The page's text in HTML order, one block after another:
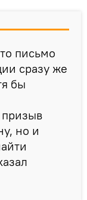
письмо
сразу же
бы
призыв
но и